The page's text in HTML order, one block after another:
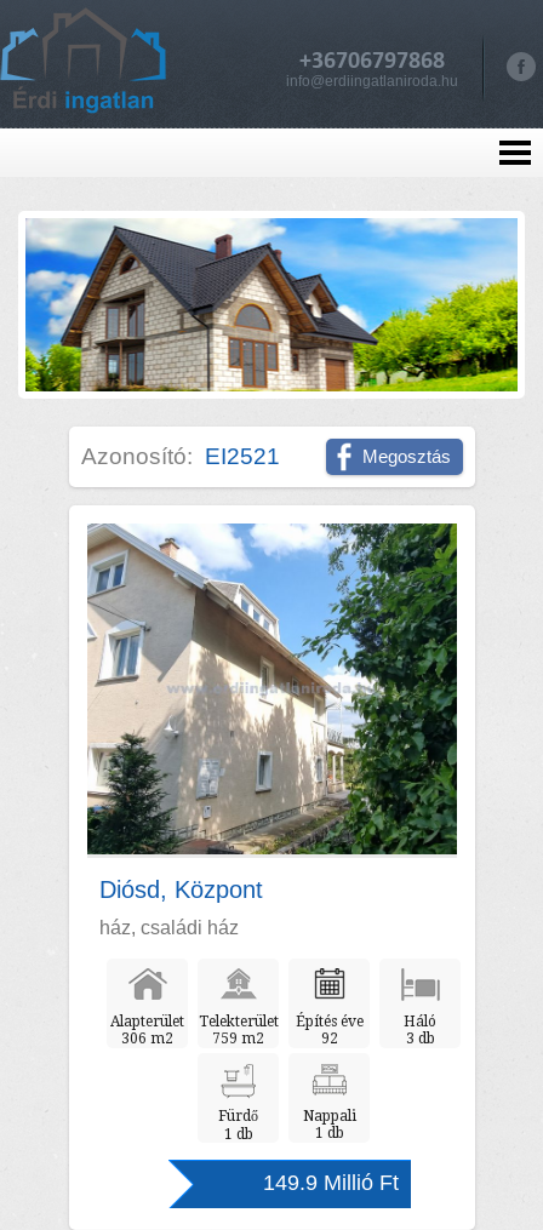
+36706797868
info@erdiingatlaniroda.hu
Azonosító: EI2521 Megosztás
Diósd, Központ
ház, családi ház
Alapterület
306 m2
Telekterület
759 m2
Építés éve
92
Háló
3 db
Fürdő
1 db
Nappali
1 db
149.9 Millió Ft